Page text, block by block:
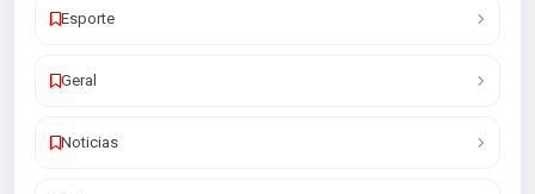
Esporte
Geral
Noticias